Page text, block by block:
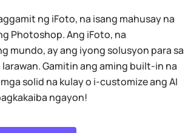
ng iFoto, na isang mahusay na
Photoshop. Ang iFoto, na
mundo, ay ang iyong solusyon para sa
Gamitin ang aming built-in na
solid na kulay o i-customize ang AI
ngayon!